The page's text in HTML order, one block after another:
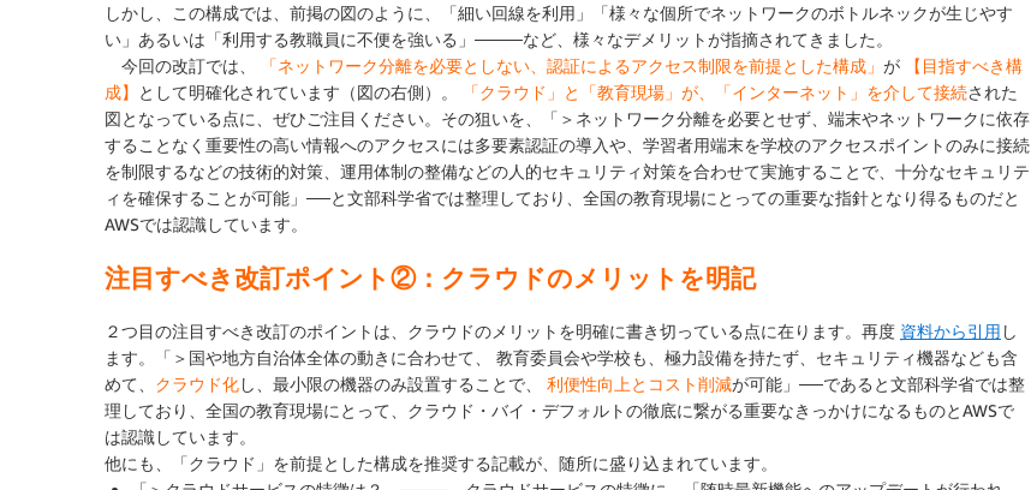
しかし、この構成では、前掲の図のように、「細い回線を利用」「様々な個所でネットワークのボトルネックが生じやす
い」あるいは「利用する教職員に不便を強いる」────など、様々なデメリットが指摘されてきました。
今回の改訂では、
「ネットワーク分離を必要としない、認証によるアクセス制限を前提とした構成」 が
【目指すべき構
成】
として明確化されています（図の右側）。 「クラウド」と「教育現場」が、「インターネット」を介して接続された
図となっている点に、ぜひご注目ください。その狙いを、「＞ネットワーク分離を必要とせず、端末やネットワークに依存
することなく重要性の高い情報へのアクセスには多要素認証の導入や、学習者用端末を学校のアクセスポイントのみに接続
を制限するなどの技術的対策、運用体制の整備などの人的セキュリティ対策を合わせて実施することで、十分なセキュリテ
ィを確保することが可能」──と文部科学省では整理しており、全国の教育現場にとっての重要な指針となり得るものだと
AWSでは認識しています。
注目すべき改訂ポイント②：クラウドのメリットを明記
２つ目の注目すべき改訂のポイントは、クラウドのメリットを明確に書き切っている点に在ります。再度 資料から引用 し
ます。「＞国や地方自治体全体の動きに合わせて、 教育委員会や学校も、極力設備を持たず、セキュリティ機器なども含
めて、 クラウド化し、最小限の機器のみ設置することで、 利便性向上とコスト削減が可能」──であると文部科学省では整
理しており、全国の教育現場にとって、クラウド・バイ・デフォルトの徹底に繋がる重要なきっかけになるものとAWSで
は認識しています。
他にも、「クラウド」を前提とした構成を推奨する記載が、随所に盛り込まれています。